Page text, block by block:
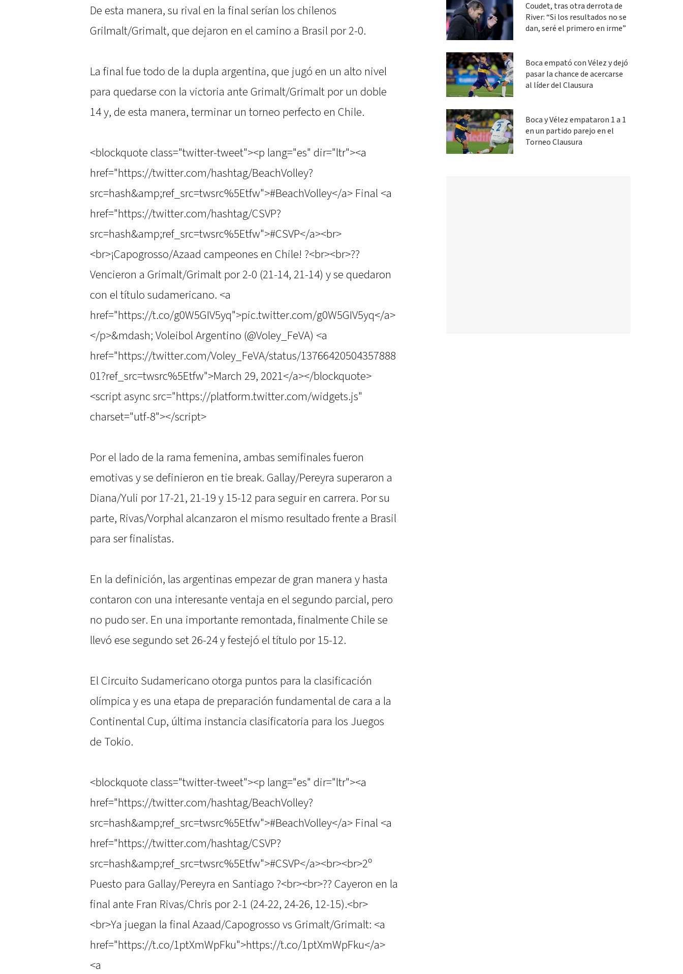
De esta manera, su rival en la final serían los chilenos
Grilmalt/Grimalt, que dejaron en el camino a Brasil por 2-0.
La final fue todo de la dupla argentina, que jugó en un alto nivel
para quedarse con la victoria ante Grimalt/Grimalt por un doble
14 y, de esta manera, terminar un torneo perfecto en Chile.
<blockquote class="twitter-tweet"><p lang="es" dir="ltr"><a
href="https://twitter.com/hashtag/BeachVolley?
src=hash&amp;ref_src=twsrc%5Etfw">#BeachVolley</a> Final <a
href="https://twitter.com/hashtag/CSVP?
src=hash&amp;ref_src=twsrc%5Etfw">#CSVP</a><br>
<br>¡Capogrosso/Azaad campeones en Chile! ?<br><br>??
Vencieron a Grimalt/Grimalt por 2-0 (21-14, 21-14) y se quedaron
con el título sudamericano. <a
href="https://t.co/g0W5GIV5yq">pic.twitter.com/g0W5GIV5yq</a>
</p>&mdash; Voleibol Argentino (@Voley_FeVA) <a
href="https://twitter.com/Voley_FeVA/status/13766420504357888
01?ref_src=twsrc%5Etfw">March 29, 2021</a></blockquote>
<script async src="https://platform.twitter.com/widgets.js"
charset="utf-8"></script>
Por el lado de la rama femenina, ambas semifinales fueron
emotivas y se definieron en tie break. Gallay/Pereyra superaron a
Diana/Yuli por 17-21, 21-19 y 15-12 para seguir en carrera. Por su
parte, Rivas/Vorphal alcanzaron el mismo resultado frente a Brasil
para ser finalistas.
En la definición, las argentinas empezar de gran manera y hasta
contaron con una interesante ventaja en el segundo parcial, pero
no pudo ser. En una importante remontada, finalmente Chile se
llevó ese segundo set 26-24 y festejó el título por 15-12.
El Circuito Sudamericano otorga puntos para la clasificación
olímpica y es una etapa de preparación fundamental de cara a la
Continental Cup, última instancia clasificatoria para los Juegos
de Tokio.
<blockquote class="twitter-tweet"><p lang="es" dir="ltr"><a
href="https://twitter.com/hashtag/BeachVolley?
src=hash&amp;ref_src=twsrc%5Etfw">#BeachVolley</a> Final <a
href="https://twitter.com/hashtag/CSVP?
src=hash&amp;ref_src=twsrc%5Etfw">#CSVP</a><br><br>2º
Puesto para Gallay/Pereyra en Santiago ?<br><br>?? Cayeron en la
final ante Fran Rivas/Chris por 2-1 (24-22, 24-26, 12-15).<br>
<br>Ya juegan la final Azaad/Capogrosso vs Grimalt/Grimalt: <a
href="https://t.co/1ptXmWpFku">https://t.co/1ptXmWpFku</a>
<a
Coudet, tras otra derrota de
River: “Si los resultados no se
dan, seré el primero en irme”
Boca empató con Vélez y dejó
pasar la chance de acercarse
al líder del Clausura
Boca y Vélez empataron 1 a 1
en un partido parejo en el
Torneo Clausura